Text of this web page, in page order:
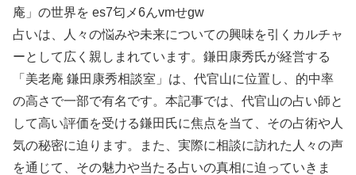
庵」の世界を es7匂メ6んvmせgw
占いは、人々の悩みや未来についての興味を引くカルチャ
ーとして広く親しまれています。鎌田康秀氏が経営する
「美老庵 鎌田康秀相談室」は、代官山に位置し、的中率
の高さで一部で有名です。本記事では、代官山の占い師と
して高い評価を受ける鎌田氏に焦点を当て、その占術や人
気の秘密に迫ります。また、実際に相談に訪れた人々の声
を通じて、その魅力や当たる占いの真相に迫っていきま